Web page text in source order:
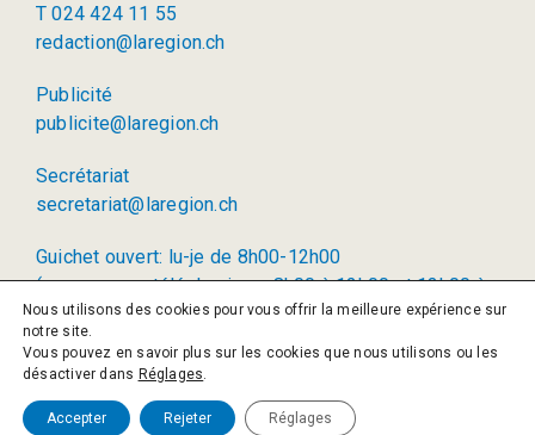
T 024 424 11 55
redaction@laregion.ch
Publicité
publicite@laregion.ch
Secrétariat
secretariat@laregion.ch
Guichet ouvert: lu-je de 8h00-12h00
(permanence téléphonique: 8h00 à 12h00 et 13h00 à
17h00)
© 2026 La Région SA
Politique de confidentialité
Nous utilisons des cookies pour vous offrir la meilleure expérience sur
notre site.
Vous pouvez en savoir plus sur les cookies que nous utilisons ou les
désactiver dans Réglages.
Accepter Rejeter Réglages